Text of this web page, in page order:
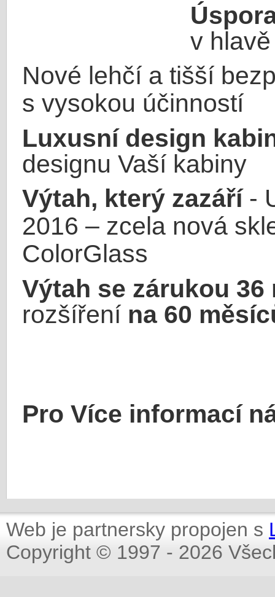
v
Nové lehčí a tišší
s vysokou účinností
Luxusní design
designu Vaší kabiny
Výtah, který zazáří-
2016 – zcela nová
ColorGlass
Výtah se zárukou
rozšíření na 60
Pro Více informací
Web je partnersky propojen s
Copyright © 1997 - 2026